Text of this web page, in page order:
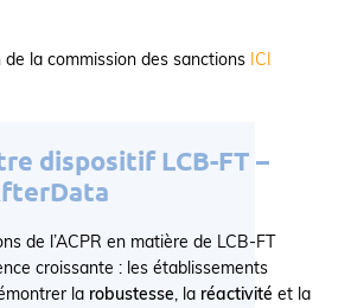
la commission des sanctions ICI
dispositif LCB-FT –
de l’ACPR en matière de LCB-FT
croissante : les établissements
la robustesse, la réactivité et la